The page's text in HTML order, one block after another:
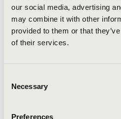
our social media, advertising
may combine it with other
provided to them or that
of their services.
Selection
Necessary
Preferences